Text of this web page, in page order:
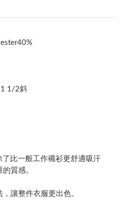
1/2斜
比一般工作襯衫更舒適吸汗
質感。
讓整件衣服更出色。